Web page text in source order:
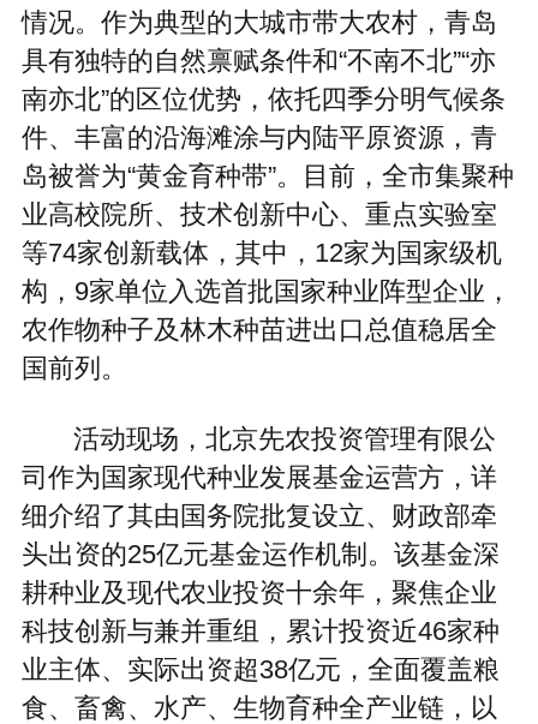
情况。作为典型的大城市带大农村，青岛
具有独特的自然禀赋条件和“不南不北”“亦
南亦北”的区位优势，依托四季分明气候条
件、丰富的沿海滩涂与内陆平原资源，青
岛被誉为“黄金育种带”。目前，全市集聚种
业高校院所、技术创新中心、重点实验室
等74家创新载体，其中，12家为国家级机
构，9家单位入选首批国家种业阵型企业，
农作物种子及林木种苗进出口总值稳居全
国前列。
活动现场，北京先农投资管理有限公
司作为国家现代种业发展基金运营方，详
细介绍了其由国务院批复设立、财政部牵
头出资的25亿元基金运作机制。该基金深
耕种业及现代农业投资十余年，聚焦企业
科技创新与兼并重组，累计投资近46家种
业主体、实际出资超38亿元，全面覆盖粮
食、畜禽、水产、生物育种全产业链，以